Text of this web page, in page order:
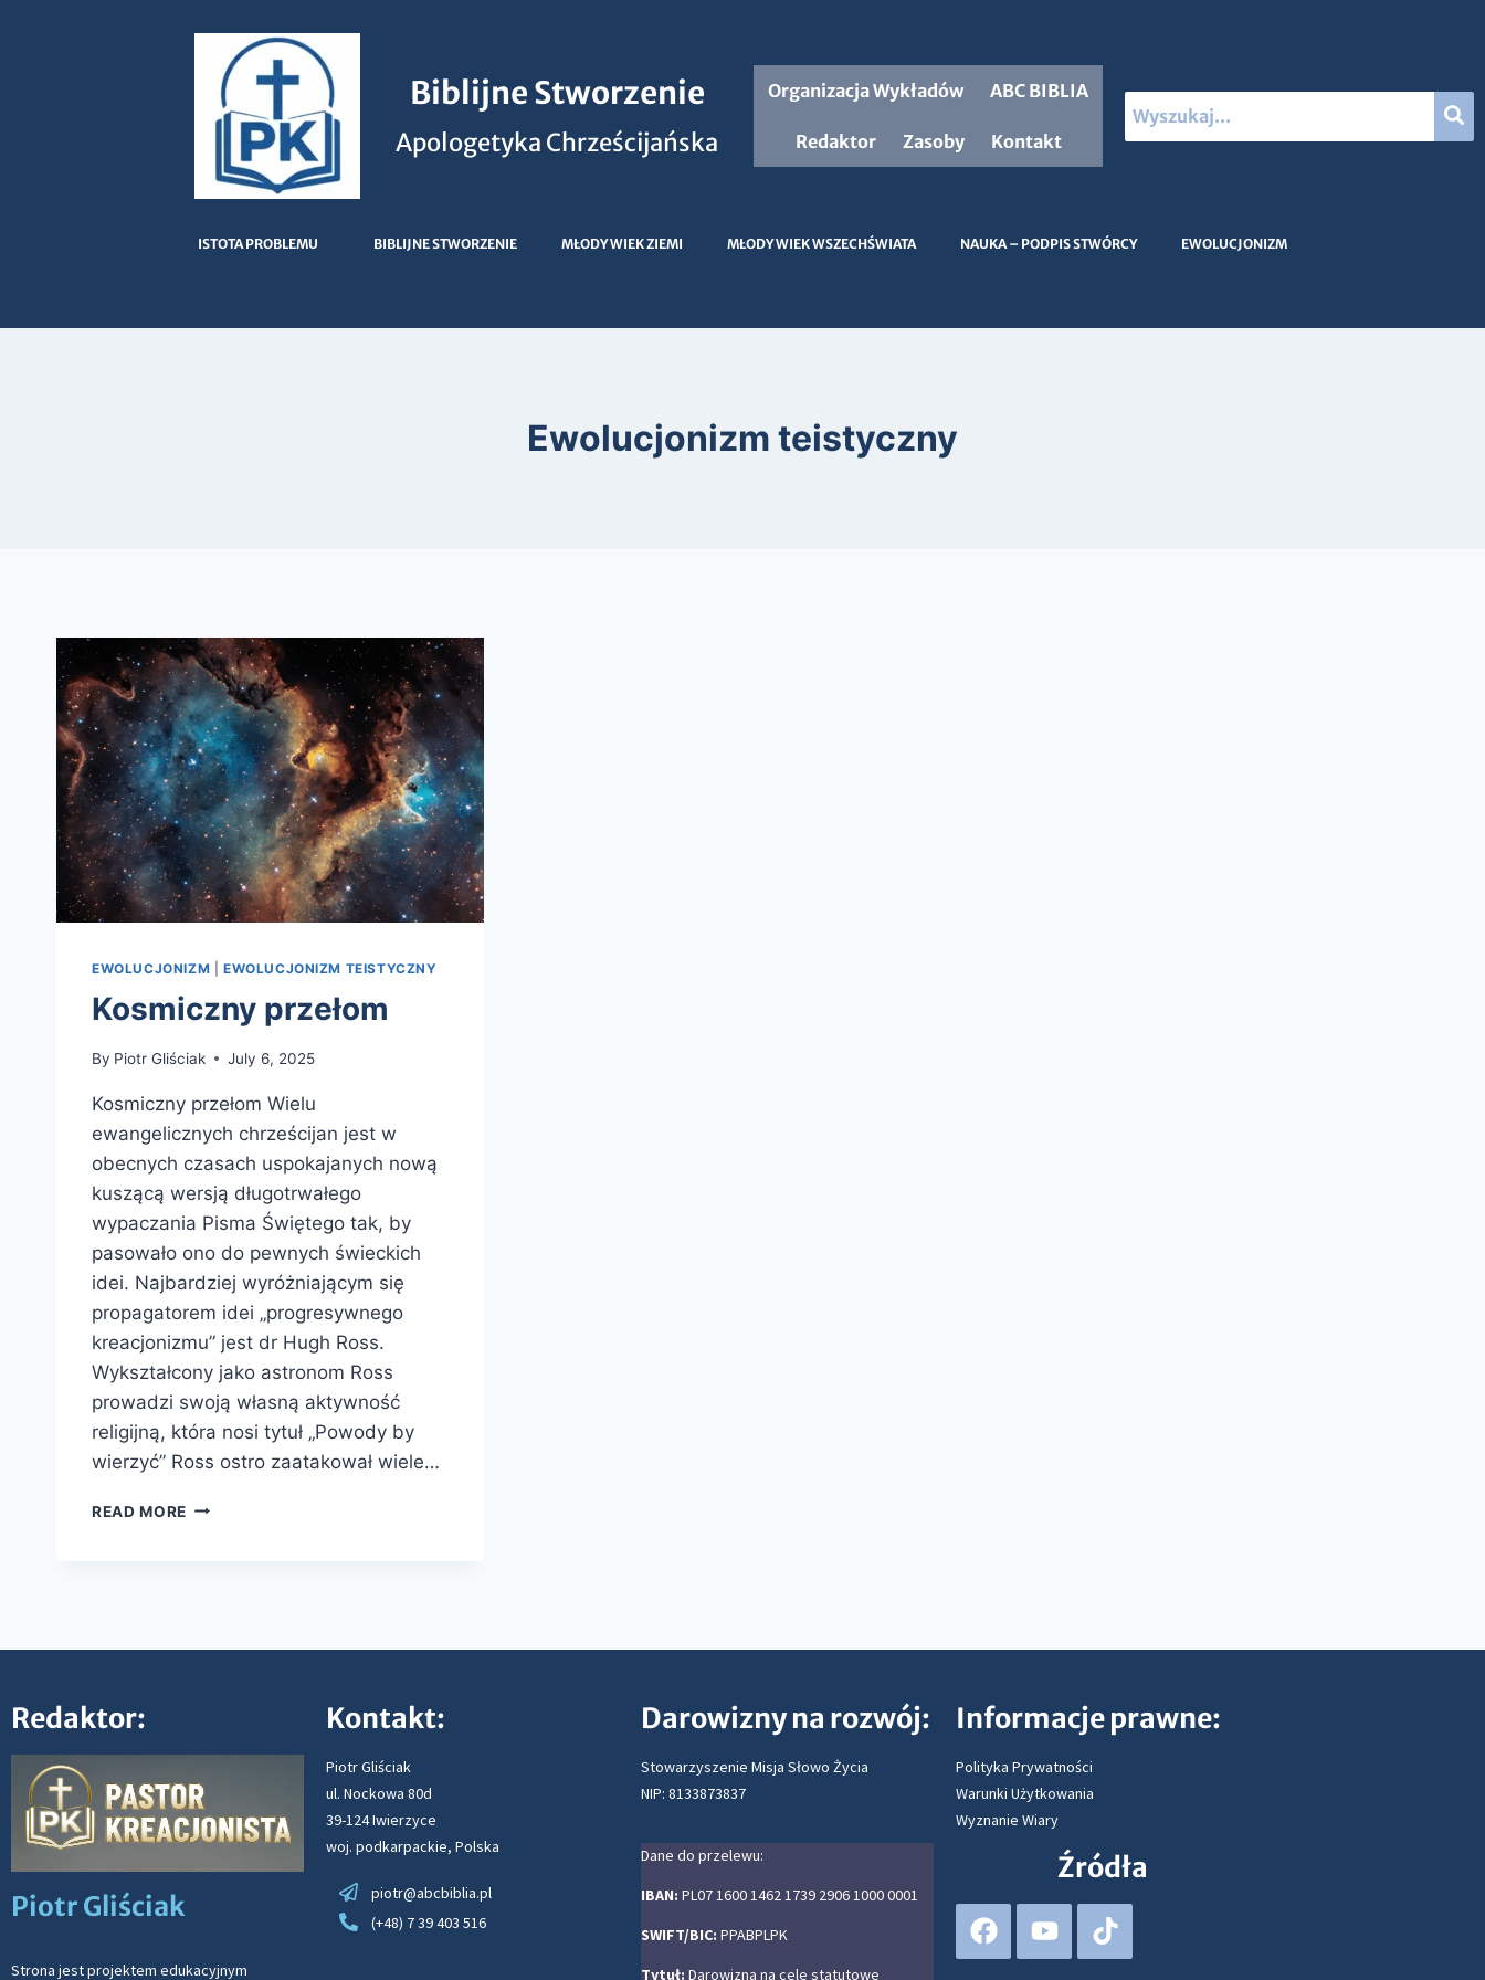
Biblijne Stworzenie
Apologetyka Chrześcijańska
Organizacja Wykładów ABC BIBLIA
Redaktor Zasoby Kontakt
ISTOTA PROBLEMU BIBLIJNE STWORZENIE MŁODY WIEK ZIEMI MŁODY WIEK WSZECHŚWIATA NAUKA – PODPIS STWÓRCY EWOLUCJONIZM
Ewolucjonizm teistyczny
EWOLUCJONIZM EWOLUCJONIZM TEISTYCZNY
Kosmiczny przełom
By Piotr Gliściak July 6, 2025
Kosmiczny przełom Wielu
ewangelicznych chrześcijan jest w
obecnych czasach uspokajanych nową
kuszącą wersją długotrwałego
wypaczania Pisma Świętego tak, by
pasowało ono do pewnych świeckich
idei. Najbardziej wyróżniającym się
propagatorem idei „progresywnego
kreacjonizmu” jest dr Hugh Ross.
Wykształcony jako astronom Ross
prowadzi swoją własną aktywność
religijną, która nosi tytuł „Powody by
wierzyć” Ross ostro zaatakował wiele…
READ MORE
Redaktor:
Piotr Gliściak
Strona jest projektem edukacyjnym
Kontakt:
Piotr Gliściak
ul. Nockowa 80d
39-124 Iwierzyce
woj. podkarpackie, Polska
piotr@abcbiblia.pl
(+48) 7 39 403 516
Darowizny na rozwój:
Stowarzyszenie Misja Słowo Życia
NIP: 8133873837
Dane do przelewu:
IBAN: PL07 1600 1462 1739 2906 1000 0001
SWIFT/BIC: PPABPLPK
Tytuł: Darowizna na cele statutowe
Informacje prawne:
Polityka Prywatności
Warunki Użytkowania
Wyznanie Wiary
Źródła